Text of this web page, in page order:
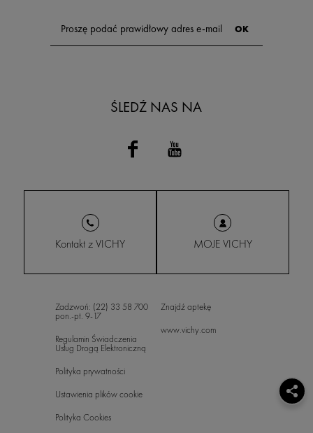
ŚLEDŹ NAS NA
Kontakt z VICHY MOJE VICHY
Zadzwoń: (22) 33 58 700
pon.-pt. 9-17
Regulamin Świadczenia
Usług Drogą Elektroniczną
Polityka prywatności
Ustawienia plików cookie
Polityka Cookies
Znajdź aptekę
www.vichy.com